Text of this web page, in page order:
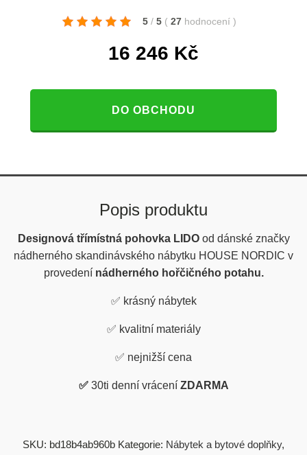
5 / 5 ( 27 hodnocení )
16 246 Kč
DO OBCHODU
Popis produktu
Designová třímístná pohovka LIDOod dánské značky
nádherného skandinávského nábytku HOUSE NORDIC v
provedení nádherného hořčičného potahu.
✅ krásný nábytek
✅ kvalitní materiály
✅ nejnižší cena
✅ 30ti denní vrácení ZDARMA
SKU: bd18b4ab960b Kategorie: Nábytek a bytové doplňky,